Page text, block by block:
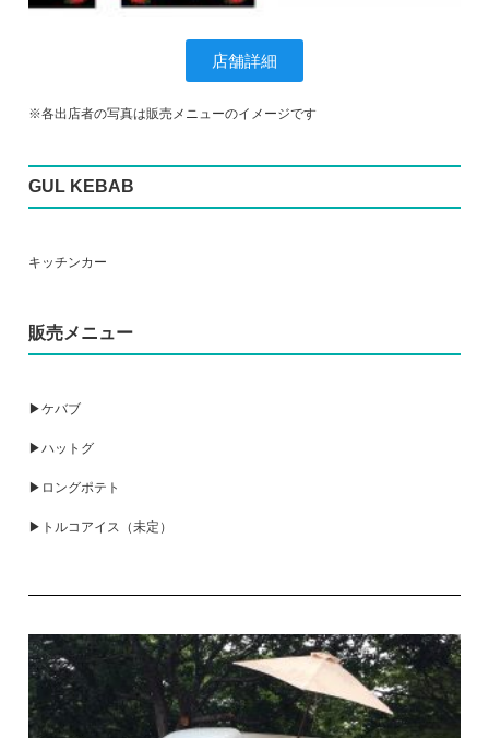
店舗詳細
※各出店者の写真は販売メニューのイメージです
GUL KEBAB
キッチンカー
販売メニュー
▶ケバブ
▶ハットグ
▶ロングポテト
▶トルコアイス（未定）